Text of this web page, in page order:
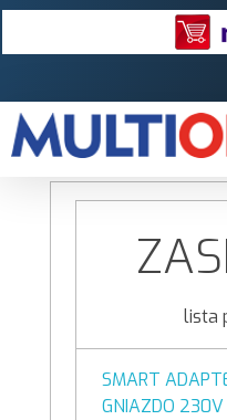
lista
SMART
GNIAZDO 230V